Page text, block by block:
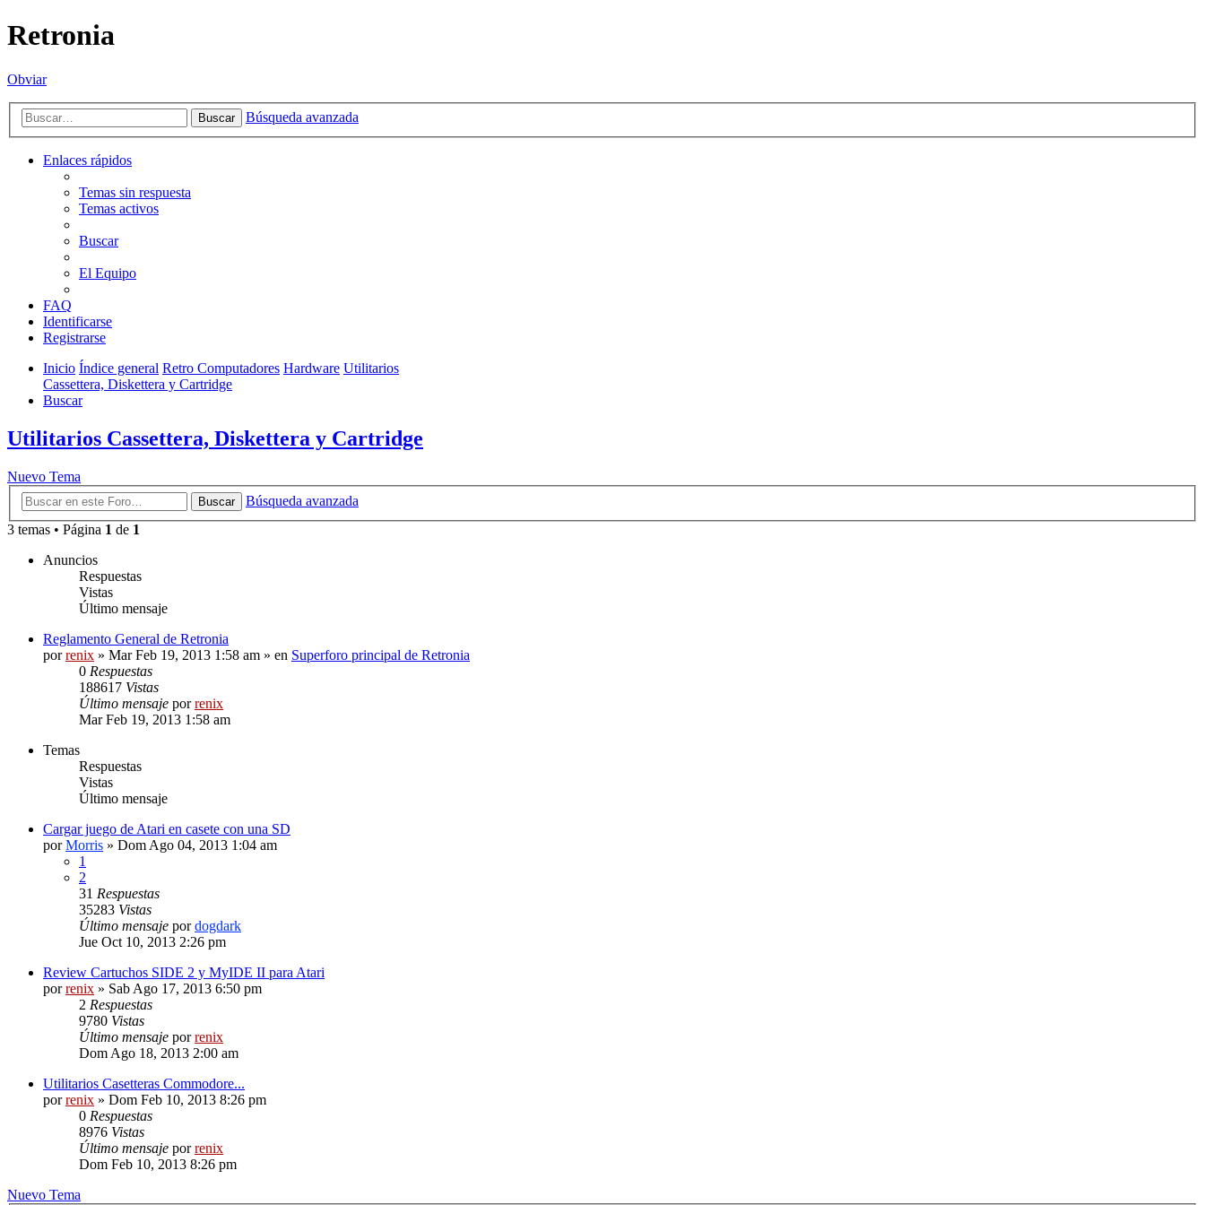
Retronia
Obviar
Buscar Búsqueda avanzada
Enlaces rápidos
Temas sin respuesta
Temas activos
Buscar
El Equipo
FAQ
Identificarse
Registrarse
Inicio Índice general Retro Computadores Hardware Utilitarios
Cassettera, Diskettera y Cartridge
Buscar
Utilitarios Cassettera, Diskettera y Cartridge
Nuevo Tema
Buscar
Búsqueda avanzada
3 temas • Página 1 de 1
Anuncios
Respuestas
Vistas
Último mensaje
Reglamento General de Retronia
porrenix » Mar Feb 19, 2013 1:58 am » en Superforo principal de Retronia
0 Respuestas
188617 Vistas
Último mensaje porrenix
Mar Feb 19, 2013 1:58 am
Temas
Respuestas
Vistas
Último mensaje
Cargar juego de Atari en casete con una SD
porMorris » Dom Ago 04, 2013 1:04 am
1
2
31 Respuestas
35283 Vistas
Último mensaje pordogdark
Jue Oct 10, 2013 2:26 pm
Review Cartuchos SIDE 2 y MyIDE II para Atari
porrenix » Sab Ago 17, 2013 6:50 pm
2 Respuestas
9780 Vistas
Último mensaje porrenix
Dom Ago 18, 2013 2:00 am
Utilitarios Casetteras Commodore...
porrenix » Dom Feb 10, 2013 8:26 pm
0 Respuestas
8976 Vistas
Último mensaje porrenix
Dom Feb 10, 2013 8:26 pm
Nuevo Tema